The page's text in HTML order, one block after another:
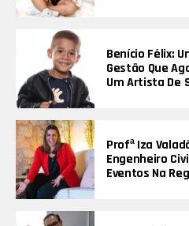
Benício Félix:
Gestão Que
Um Artista De
Profª Iza
Engenheiro
Eventos Na